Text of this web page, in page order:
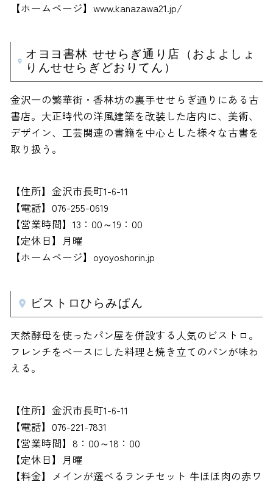
【ホームページ】www.kanazawa21.jp/
オヨヨ書林 せせらぎ通り店（およよしょ
りんせせらぎどおりてん）
金沢一の繁華街・香林坊の裏手せせらぎ通りにある古
書店。大正時代の洋風建築を改装した店内に、美術、
デザイン、工芸関連の書籍を中心とした様々な古書を
取り扱う。
【住所】金沢市長町1-6-11
【電話】076-255-0619
【営業時間】13：00～19：00
【定休日】月曜
【ホームページ】oyoyoshorin.jp
ビストロひらみぱん
天然酵母を使ったパン屋を併設する人気のビストロ。
フレンチをベースにした料理と焼き立てのパンが味わ
える。
【住所】金沢市長町1-6-11
【電話】076-221-7831
【営業時間】8：00～18：00
【定休日】月曜
【料金】メインが選べるランチセット 牛ほほ肉の赤ワ